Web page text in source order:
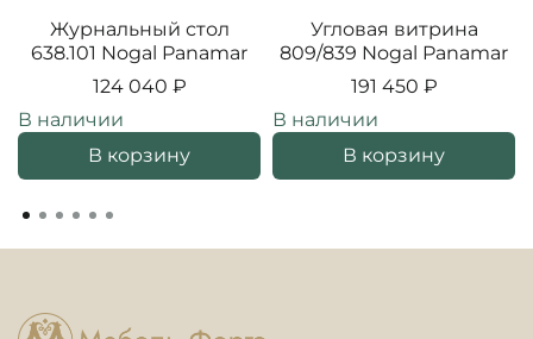
Журнальный стол
638.101 Nogal Panamar
124 040 ₽
В наличии
В корзину
Угловая витрина
809/839 Nogal Panamar
191 450 ₽
В наличии
В корзину